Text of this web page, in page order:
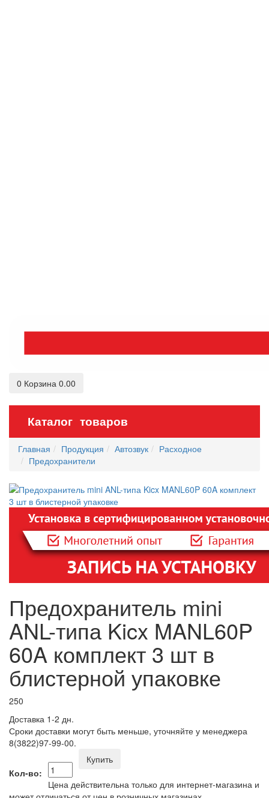
0 Корзина 0.00
Каталог товаров
Главная Продукция Автозвук
Расходное
Предохранители
Предохранитель mini
ANL-типа Kicx MANL60P
60A комплект 3 шт в
блистерной упаковке
250
Доставка 1-2 дн.
Сроки доставки могут быть меньше, уточняйте у менеджера
8(3822)97-99-00.
Кол-во:
Купить
Цена действительна только для интернет-магазина и